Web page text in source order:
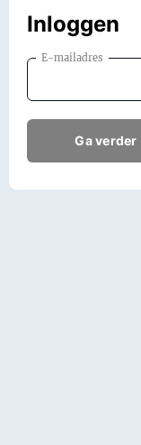
Inloggen
E-mailadres
Ga verder